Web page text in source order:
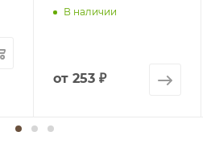
В наличии
от 253 ₽